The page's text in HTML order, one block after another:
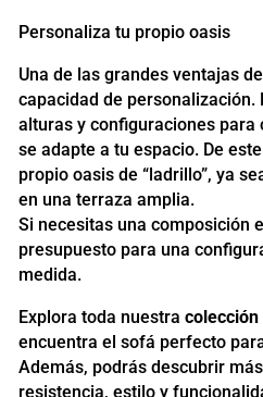
Personaliza tu propio oasis
Una de las grandes ventajas
capacidad de personalización.
alturas y configuraciones para
se adapte a tu espacio. De
propio oasis de “ladrillo”, ya
en una terraza amplia.
Si necesitas una composición
presupuesto para una
medida.
Explora toda nuestra
encuentra el sofá perfecto
Además, podrás descubrir
resistencia, estilo y